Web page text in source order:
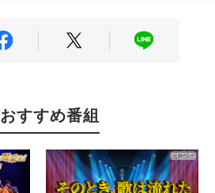
おすすめ番組